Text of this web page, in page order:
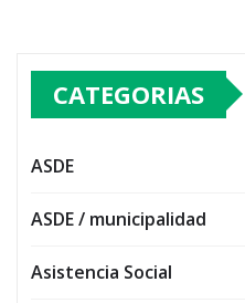
CATEGORIAS
ASDE
ASDE / municipalidad
Asistencia Social